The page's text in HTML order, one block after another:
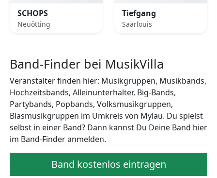
SCHOPS
Neuötting
Tiefgang
Saarlouis
Band-Finder bei MusikVilla
Veranstalter finden hier: Musikgruppen, Musikbands,
Hochzeitsbands, Alleinunterhalter, Big-Bands,
Partybands, Popbands, Volksmusikgruppen,
Blasmusikgruppen im Umkreis von Mylau. Du spielst
selbst in einer Band? Dann kannst Du Deine Band hier
im Band-Finder anmelden.
Band kostenlos eintragen